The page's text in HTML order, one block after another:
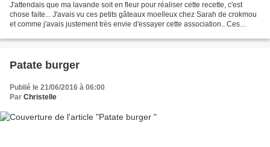
J'attendais que ma lavande soit en fleur pour réaliser cette recette, c'est
chose faite... J'avais vu ces petits gâteaux moelleux chez Sarah de crokmou
et comme j'avais justement très envie d'essayer cette association.. Ces
Patate burger
Publié le 21/06/2016 à 06:00
Par Christelle